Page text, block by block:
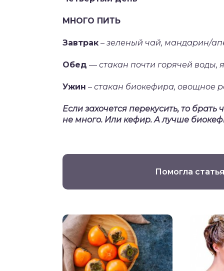
МНОГО ПИТЬ
Завтрак – зеленый чай, мандарин/
Обед — стакан почти горячей
Ужин – стакан биокефира, овощное
Если захочется перекусить, то
не много. Или кефир. А лучше
Помогла